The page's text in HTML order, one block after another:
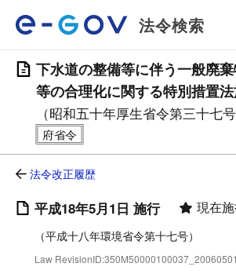
法令検索
下水道の整備等に伴う一般廃
等の合理化に関する特別措置
（昭和五十年厚生省令第三十七号
法令改正履歴
平成18年5月1日 施行 現在
（平成十八年環境省令第十七号）
Law